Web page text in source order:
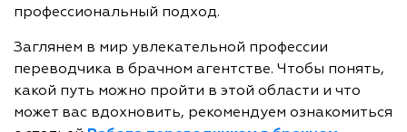
профессиональный подход.
Заглянем в мир увлекательной профессии
переводчика в брачном агентстве. Чтобы понять,
какой путь можно пройти в этой области и что
может вас вдохновить, рекомендуем ознакомиться